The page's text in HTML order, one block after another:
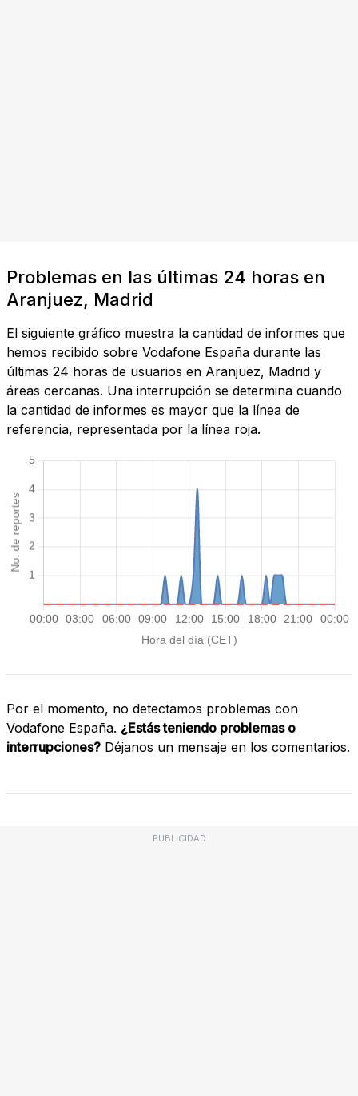
Problemas en las últimas 24 horas en
Aranjuez, Madrid
El siguiente gráfico muestra la cantidad de informes que
hemos recibido sobre Vodafone España durante las
últimas 24 horas de usuarios en Aranjuez, Madrid y
áreas cercanas. Una interrupción se determina cuando
la cantidad de informes es mayor que la línea de
referencia, representada por la línea roja.
Por el momento, no detectamos problemas con
Vodafone España. ¿Estás teniendo problemas o
interrupciones? Déjanos un mensaje en los comentarios.
PUBLICIDAD